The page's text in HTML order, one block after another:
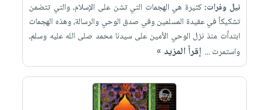
نيل وفرات:كثيرة هي الهجمات التي تشن على الإسلام، والتي تتضمن
تشكيكاً في عقيدة المسلمين وفي صدق الوحي والرسالة، وهذه الهجمات
ابتدأت منذ نزل الوحي الأمين على سيدنا محمد صلى الله عليه وسلم،
واستمرت ... إقرأ المزيد »